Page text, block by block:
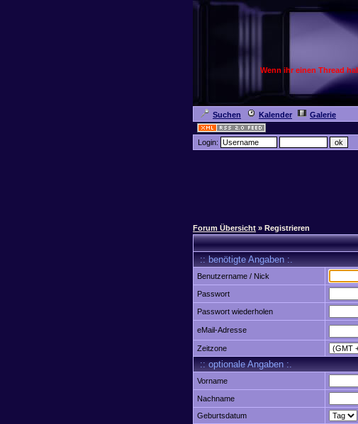
Wenn ihr einen Thread
Suchen Kalender Galerie
Login:
Forum Übersicht » Registrieren
:: benötigte Angaben :.
Benutzername / Nick
Passwort
Passwort wiederholen
eMail-Adresse
Zeitzone
:: optionale Angaben :.
Vorname
Nachname
Geburtsdatum